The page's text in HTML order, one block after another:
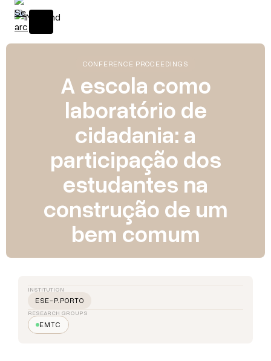
CONFERENCE PROCEEDINGS
A escola como
laboratório de
cidadania: a
participação dos
estudantes na
construção de um
bem comum
INSTITUTION
ESE-P.PORTO
RESEARCH GROUPS
EMTC